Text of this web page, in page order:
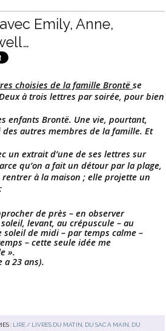
Emily, Anne,
choisies de la famille Brontë se
à trois lettres par soirée, pour bien
enfants Brontë. Une vie, pourtant,
autres membres de la famille. Et
un extrait d’une de ses lettres sur
qu’on a fait un détour par la plage,
à la maison ; elle projette un
de près – en observer
levant, au crépuscule – au
de midi – par temps calme –
– cette seule idée me
».
a 23 ans).
: LIRE / LIVRES DU MATIN, DU SAC À MAIN, DU